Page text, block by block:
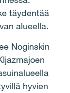
täydentää
alueella.
Noginskin
hyvien